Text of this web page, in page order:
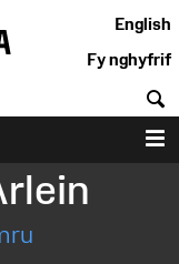
English
Fy nghyfrif